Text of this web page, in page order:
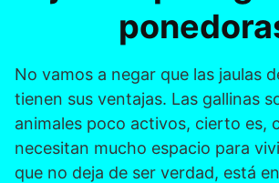
No vamos a negar que las jaulas
tienen sus ventajas. Las gallinas
animales poco activos, cierto es,
necesitan mucho espacio para
que no deja de ser verdad, está en